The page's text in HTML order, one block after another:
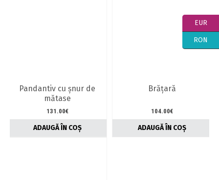
variații.
pagina
Pandantiv cu șnur de
mătase
131.00€
ADAUGĂ ÎN COȘ
Brăţară
104.00€
ADAUGĂ ÎN COȘ
EUR
RON